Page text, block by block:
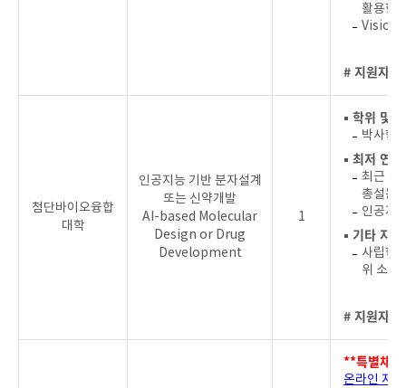
활용한
Vision-
# 지원자
첨단바이오융합
대학
인공지능 기반 분자설계
또는 신약개발
AI-based Molecular
Design or Drug
Development
1
▪ 학위 및
박사학
▪ 최저 연
최근 4
총설논
인공지
▪ 기타 지
사립학
위 소지
# 지원자
**특별채
온라인 지